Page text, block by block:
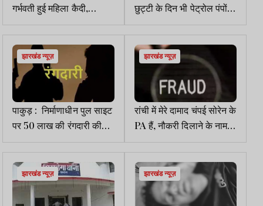
गर्भवती हुई महिला कैदी,
बाबूलाल मरांडी ने CM को
लिखा पत्र
छुट्टी के दिन भी पेट्रोल पंपों
पर उमड़ी भीड़, मेदिनीनगर में
संकट जारी
झारखंड न्यूज़
पाकुड़ : निर्माणाधीन पुल साइट
पर 50 लाख की रंगदारी की
मांग, पर्ची छोड़ बदमाशों ने दी
धमकी
झारखंड न्यूज़
रांची में मेरे दामाद चंपई सोरेन के
PA हैं, नौकरी दिलाने के नाम
पर 7 लाख की ठगी, FIR दर्ज
झारखंड न्यूज़ झारखंड न्यूज़